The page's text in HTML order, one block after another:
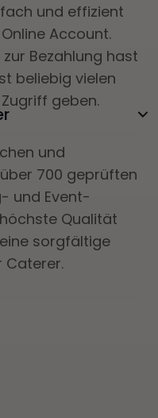
und effizient
Account.
Bezahlung hast
beliebig vielen
geben.
und
700 geprüften
und Event-
Qualität
sorgfältige
Caterer.